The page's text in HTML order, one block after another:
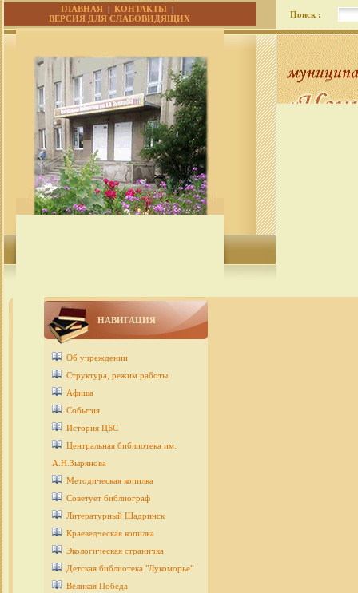
ГЛАВНАЯ |КОНТАКТЫ |
ВЕРСИЯ ДЛЯ СЛАБОВИДЯЩИХ
Поиск :
НАВИГАЦИЯ
Об учреждении
Структура, режим работы
Афиша
События
История ЦБС
Центральная библиотека им.
А.Н.Зырянова
Методическая копилка
Советует библиограф
Литературный Шадринск
Краеведческая копилка
Экологическая страничка
Детcкая библиотека "Лукоморье"
Великая Победа